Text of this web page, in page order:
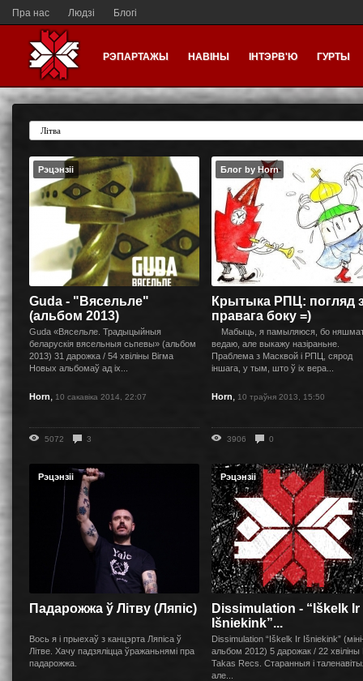
Пра нас Людзі Блогі
РЭПАРТАЖЫ НАВІНЫ ІНТЭРВ'Ю ГУРТЫ
Рэцэнзіі
Guda - "Вясельле"
(альбом 2013)
Guda «Вясельле. Традыцыйныя
беларускія вясельныя сьпевы» (альбом
2013) 31 дарожка / 54 хвіліны Вігма
Новых альбомаў ад іх...
Horn, 10 сакавіка 2014, 22:07
5072 3
Блог by Horn
Крытыка РПЦ: погляд
правага боку =)
Мабыць, я памыляюся, бо
ведаю, але выкажу назіраньне.
Праблема з Масквой і РПЦ, сярод
іншага, у тым, што ў іх вера...
Horn, 10 траўня 2013, 15:50
3906 0
Рэцэнзіі
Падарожжа ў Літву (Ляпіс)
Вось я і прыехаў з канцэрта Ляпіса ў
Літве. Хачу падзяліцца ўражаньнямі пра
падарожжа.
Рэцэнзіі
Dissimulation - “Iškelk Ir
Išniekink”...
Dissimulation “Iškelk Ir Išniekink”
альбом 2012) 5 дарожак / 22 хвіліны
Takas Recs. Старанныя і
але...